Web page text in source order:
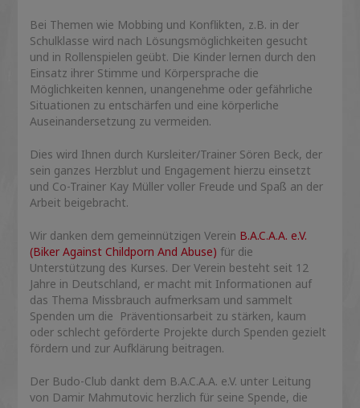
Bei Themen wie Mobbing und Konflikten, z.B. in der
Schulklasse wird nach Lösungsmöglichkeiten gesucht
und in Rollenspielen geübt. Die Kinder lernen durch den
Einsatz ihrer Stimme und Körpersprache die
Möglichkeiten kennen, unangenehme oder gefährliche
Situationen zu entschärfen und eine körperliche
Auseinandersetzung zu vermeiden.
Dies wird Ihnen durch Kursleiter/Trainer Sören Beck, der
sein ganzes Herzblut und Engagement hierzu einsetzt
und Co-Trainer Kay Müller voller Freude und Spaß an der
Arbeit beigebracht.
Wir danken dem gemeinnützigen Verein B.A.C.A.A. e.V.
(Biker Against Childporn And Abuse) für die
Unterstützung des Kurses. Der Verein besteht seit 12
Jahre in Deutschland, er macht mit Informationen auf
das Thema Missbrauch aufmerksam und sammelt
Spenden um die Präventionsarbeit zu stärken, kaum
oder schlecht geförderte Projekte durch Spenden gezielt
fördern und zur Aufklärung beitragen.
Der Budo-Club dankt dem B.A.C.A.A. e.V. unter Leitung
von Damir Mahmutovic herzlich für seine Spende, die